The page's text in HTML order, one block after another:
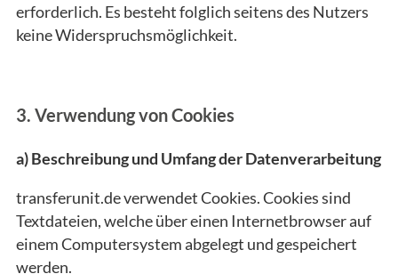
erforderlich. Es besteht folglich seitens des Nutzers
keine Widerspruchsmöglichkeit.
3. Verwendung von Cookies
a) Beschreibung und Umfang der Datenverarbeitung
transferunit.de verwendet Cookies. Cookies sind
Textdateien, welche über einen Internetbrowser auf
einem Computersystem abgelegt und gespeichert
werden.